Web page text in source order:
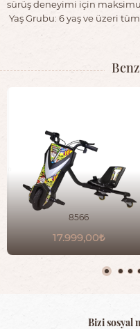
sürüş deneyimi için
Yaş Grubu: 6 yaş ve üzeri
8566
17.999,00
Bizi sosyal